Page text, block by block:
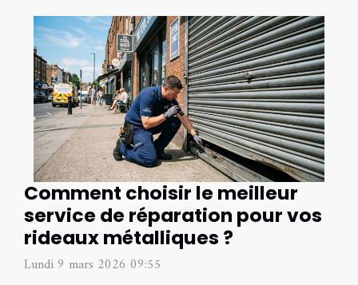
Comment choisir le meilleur
service de réparation pour vos
rideaux métalliques ?
Lundi 9 mars 2026 09:55